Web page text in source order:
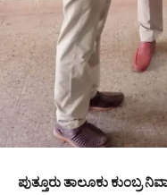
ಪುತ್ತೂರು ತಾಲೂಕು ಕುಂಬ್ರ